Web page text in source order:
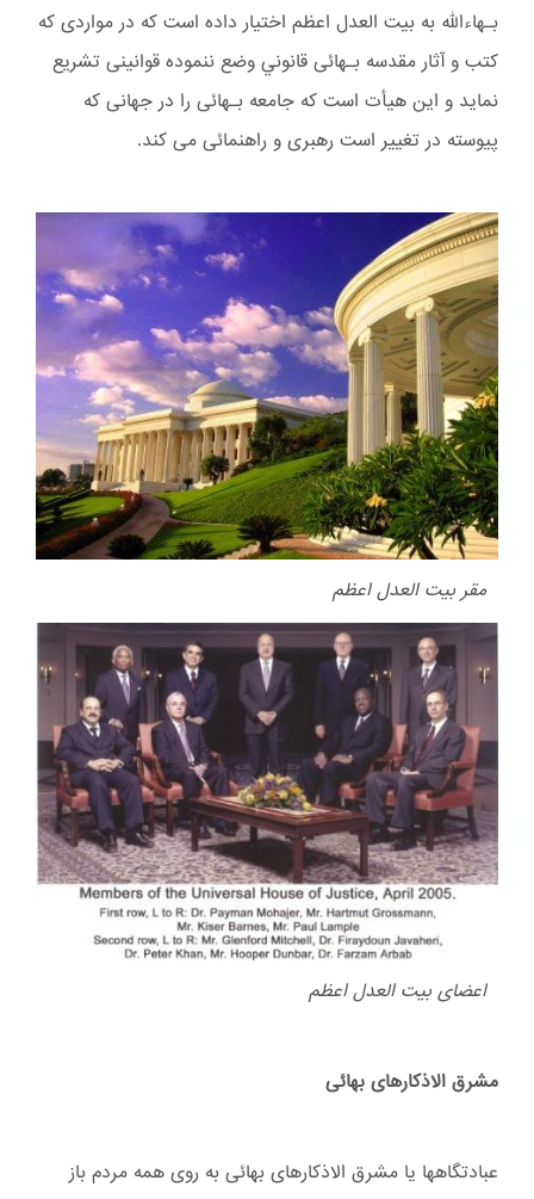
بـهاءالله به بیت العدل اعظم اختیار داده است که در مواردی که
کتب و آثار مقدسه بـهائی قانوني وضع ننموده قوانینی تشریع
نماید و این هیأت است که جامعه بـهائی را در جهانی که
پیوسته در تغییر است رهبری و راهنمائی می کند.
مقر بیت العدل اعظم
اعضای بیت العدل اعظم
مشرق الاذکارهای بهائی
عبادتگاهها یا مشرق الاذکارهای بهائی به روی همه مردم باز